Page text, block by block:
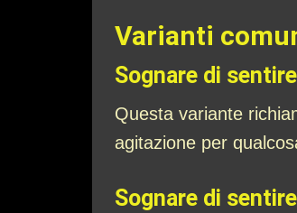
Varianti
Sognare di
Questa variante
agitazione per
Sognare di